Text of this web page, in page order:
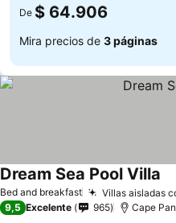
De $ 64.906
Mira precios de 3 páginas
Bed and breakfast Villas aisladas
Dream Sea Pool Villa
9,5 Excelente 965 Cape